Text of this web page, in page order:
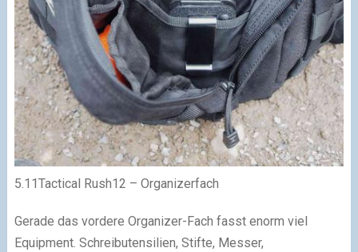
5.11Tactical Rush12 – Organizerfach
Gerade das vordere Organizer-Fach fasst enorm viel
Equipment. Schreibutensilien, Stifte, Messer,